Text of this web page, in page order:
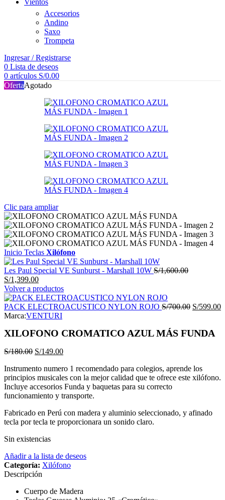
Vientos
Accesorios
Andino
Saxo
Trompeta
Ingresar / Registrarse
0 Lista de deseos
0 artículos S/0.00
OfertaAgotado
Clic para ampliar
Inicio Teclas Xilófono
Les Paul Special VE Sunburst - Marshall 10W S/1,600.00
El
precio
original
era:
S/1,600.00.
S/1,399.00El
precio
actual
es:
S/1,399.00.
Volver a productos
PACK ELECTROACUSTICO NYLON ROJO S/700.00 El
era:
S/599.00
Marca:VENTURI
XILOFONO CROMATICO AZUL MÁS FUNDA
S/180.00 El
original
era:
S/180.00.
S/149.00El
actual
es:
S/149.00.
Instrumento numero 1 recomendado para colegios, aprende los
principios musicales con la mejor calidad que te ofrece este xilófono.
Incluye accesorios Funda y baquetas para su correcto
funcionamiento y transporte.
Fabricado en Perú con madera y aluminio seleccionado, y afinado
tecla por tecla te proporcionara un sonido claro.
Sin existencias
Añadir a la lista de deseos
Categoría: Xilófono
Descripción
Cuerpo de Madera